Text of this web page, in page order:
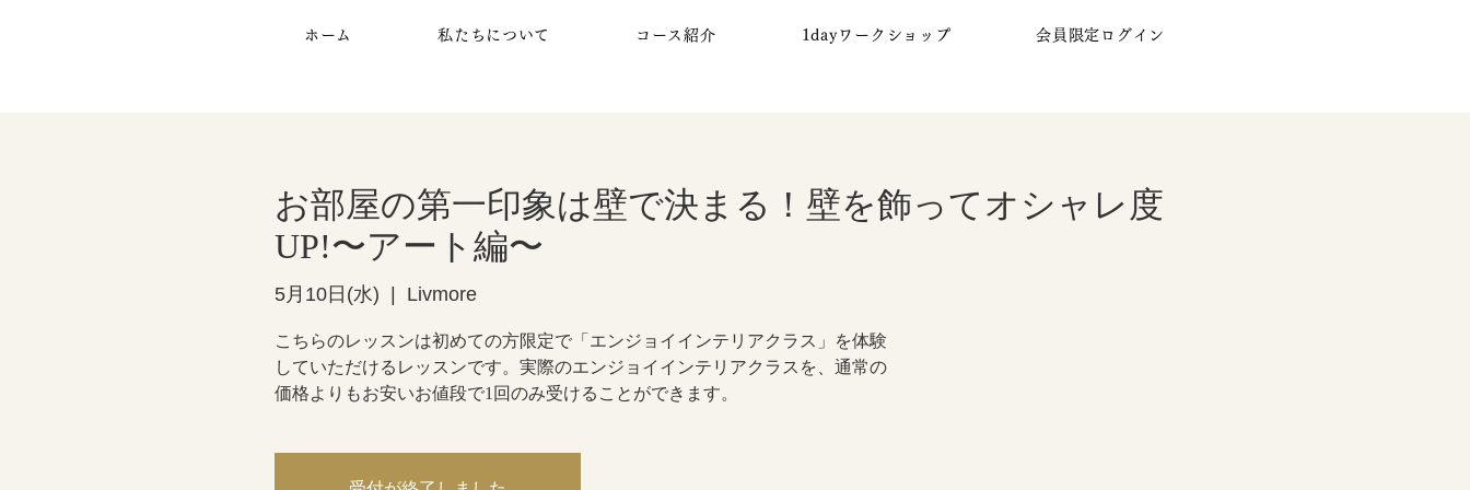
ホーム 私たちについて コース紹介 1dayワークショップ 会員限定ログイン
お部屋の第一印象は壁で決まる！壁を飾ってオシャレ度
UP!〜アート編〜
5月10日(水)
  |
Livmore
こちらのレッスンは初めての方限定で「エンジョイインテリアクラス」を体験
していただけるレッスンです。実際のエンジョイインテリアクラスを、通常の
価格よりもお安いお値段で1回のみ受けることができます。